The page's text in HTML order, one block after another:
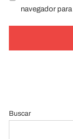
navegador
Buscar